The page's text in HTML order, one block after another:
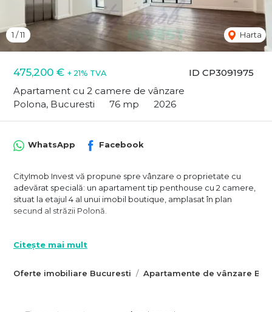
ID CP3091975
475,200 € + 21% TVA
Apartament cu 2 camere de vânzare
Polona, Bucuresti
76 mp 2026
1 /11 Harta
Oferte imobiliare Bucuresti Apartamente de vânzare
WhatsApp Facebook
CityImob Invest vă propune spre vânzare o proprietate cu
adevărat specială: un apartament tip penthouse cu 2 camere,
situat la etajul 4 al unui imobil boutique, amplasat în plan
secund al străzii Polonă.
de agitația străzii, dar păstrând în același timp avantajul unei
Citește mai mult